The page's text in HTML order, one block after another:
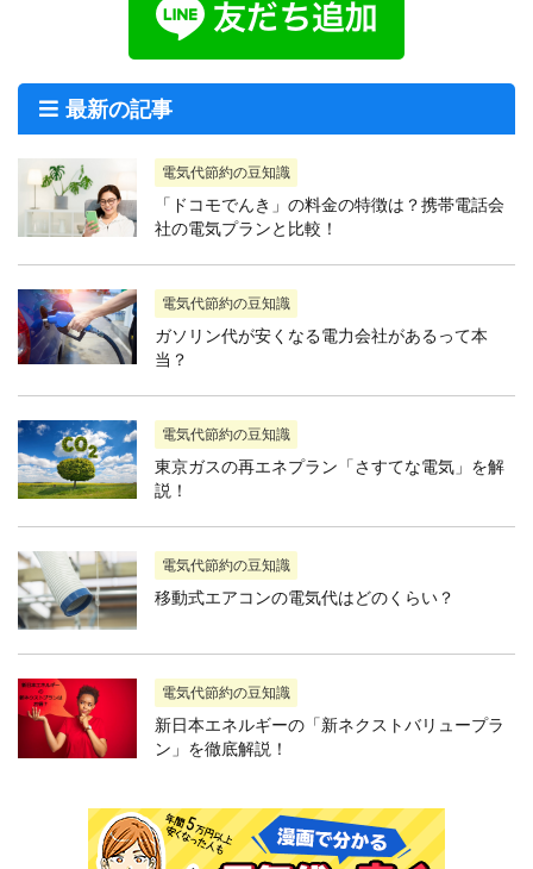
最新の記事
電気代節約の豆知識
「ドコモでんき」の料金の特徴は？携帯電話会
社の電気プランと比較！
電気代節約の豆知識
ガソリン代が安くなる電力会社があるって本
当？
電気代節約の豆知識
東京ガスの再エネプラン「さすてな電気」を解
説！
電気代節約の豆知識
移動式エアコンの電気代はどのくらい？
電気代節約の豆知識
新日本エネルギーの「新ネクストバリュープラ
ン」を徹底解説！